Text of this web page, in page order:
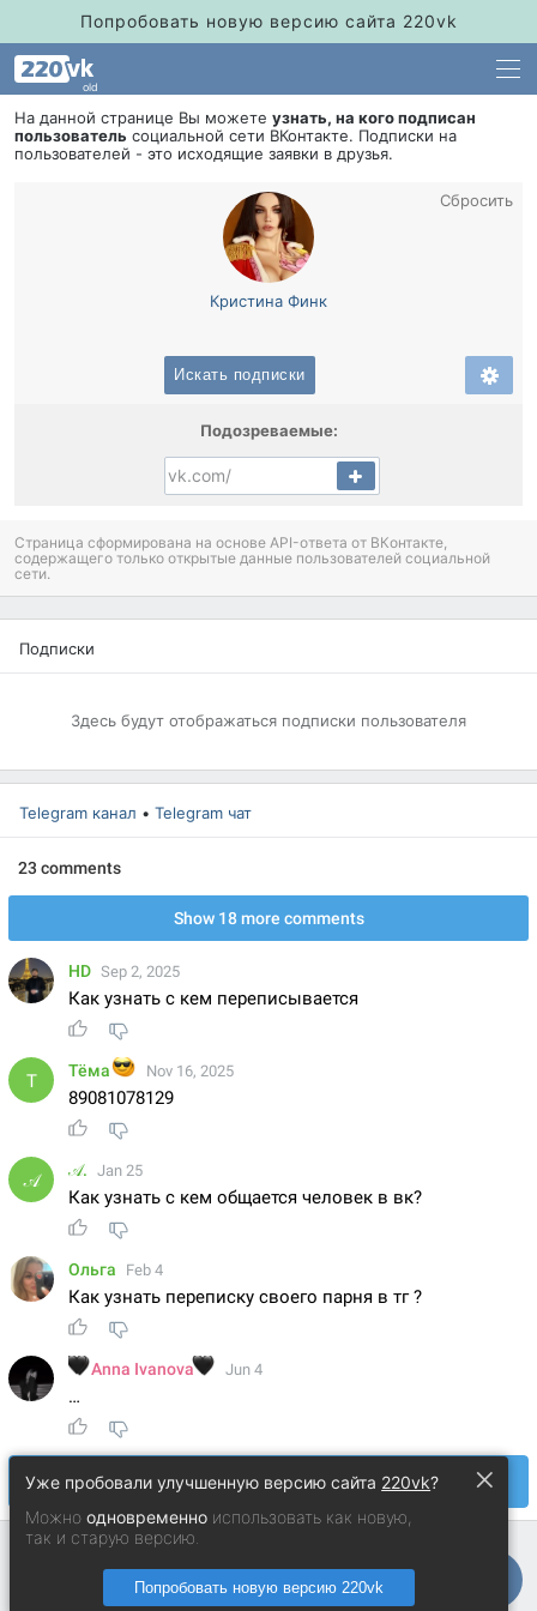
×
Уже пробовали улучшенную версию сайта 220vk?
Можноодновременно использовать как новую,
так и старую версию.
Попробовать новую версию 220vk
Попробовать новую версию сайта 220vk
old
На данной странице Вы можете узнать, на кого подписан
пользователь социальной сети ВКонтакте. Подписки на
пользователей - это исходящие заявки в друзья.
Кристина Финк
Сбросить
Искать подписки
Подозреваемые:
Страница сформирована на основе API-ответа от ВКонтакте,
содержащего только открытые данные пользователей социальной
сети.
Подписки
Здесь будут отображаться подписки пользователя
Telegram канал • Telegram чат
Андрей Анисимо © 2014 − 2026